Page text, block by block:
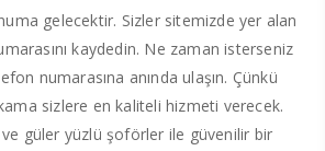
gelecektir. Sizler sitemizde yer alan
kaydedin. Ne zaman isterseniz
numarasına anında ulaşın. Çünkü
sizlere en kaliteli hizmeti verecek.
güler yüzlü şoförler ile güvenilir bir